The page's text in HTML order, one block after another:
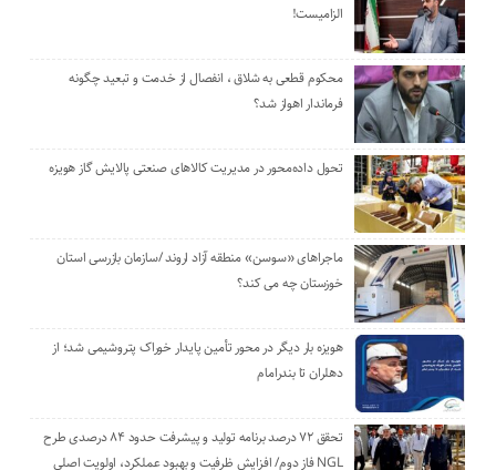
الزامیست!
محکوم قطعی به شلاق ، انفصال از خدمت و تبعید چگونه
فرماندار اهواز شد؟
تحول داده‌محور در مدیریت کالاهای صنعتی پالایش گاز هویزه
ماجراهای «سوسن» منطقه آزاد اروند /سازمان بازرسی استان
خوزستان چه می کند؟
هویزه بار دیگر در محور تأمین پایدار خوراک پتروشیمی شد؛ از
دهلران تا بندرامام
تحقق ۷۲ درصد برنامه تولید و پیشرفت حدود ۸۴ درصدی طرح
NGL فاز دوم/ افزایش ظرفیت و بهبود عملکرد، اولویت اصلی